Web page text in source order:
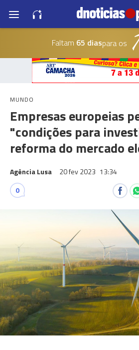
Faltam 65 diaspara os
MUNDO
Empresas europeias
"condições para
reforma do mercado
Agência Lusa 20 fev 2023 13:34
0